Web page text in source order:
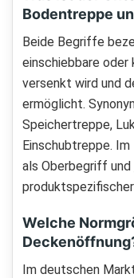
Bodentreppe
Beide Begriffe
einschiebbare oder
versenkt wird und
ermöglicht.
Speichertreppe,
Einschubtreppe.
als Oberbegriff und
Welche
Im deutschen